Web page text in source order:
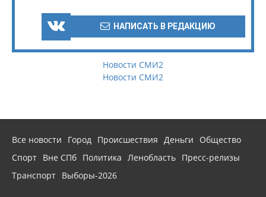
НАПИСАТЬ В РЕДАКЦИЮ
Новости СМИ2
Новости СМИ2
Все новости Город Происшествия Деньги
Общество
Спорт Вне СПб Политика Ленобласть Пресс-релизы
Транспорт Выборы-2026